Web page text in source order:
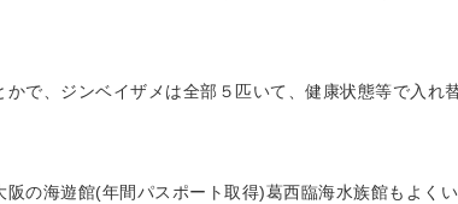
で、ジンベイザメは全部５匹いて、健康状態等で入れ
の海遊館(年間パスポート取得)葛西臨海水族館もよくい